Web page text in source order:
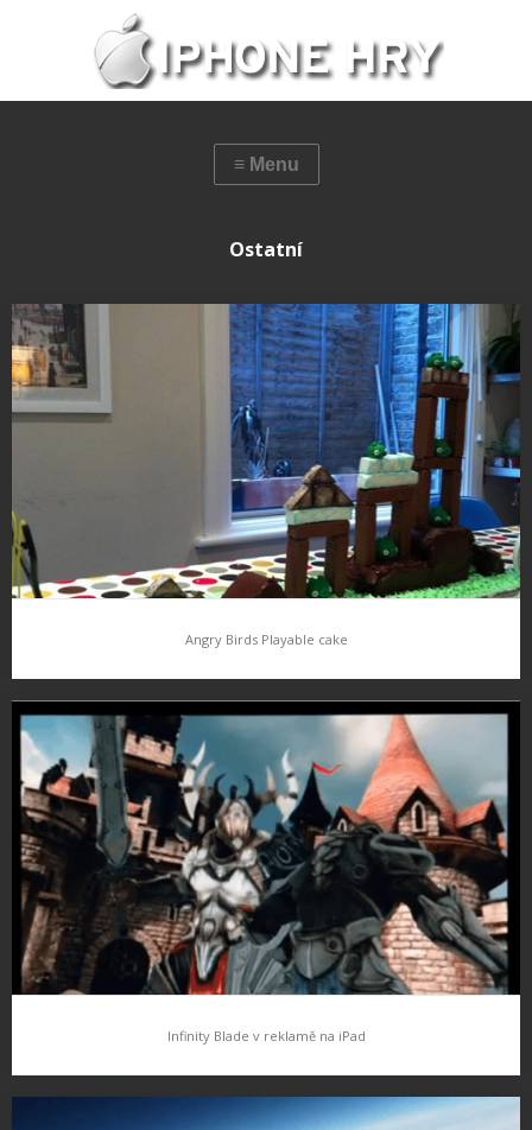
Ostatní
Angry Birds Playable cake
Takt tohle je již opravddu neuvěřitelný fanouškovství po hře.
Dnes již legendární titul Angry Birds, který trhá rekory na všech
platformách se dočkal „zfyzičtění“ v podobě narozeninového
dortu. To by…
Angry Birds Playable cake
Infinity Blade v reklamě na iPad
Infinity Blade v reklamě na iPad